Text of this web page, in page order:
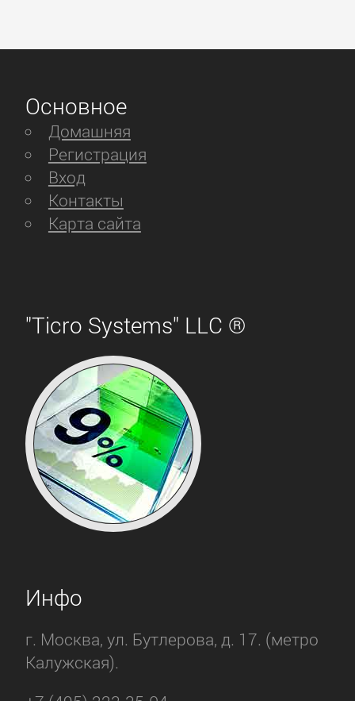
Основное
Домашняя
Регистрация
Вход
Контакты
Карта сайта
"Ticro Systems" LLC ®
Инфо
г. Москва, ул. Бутлерова, д. 17. (метро
Калужская).